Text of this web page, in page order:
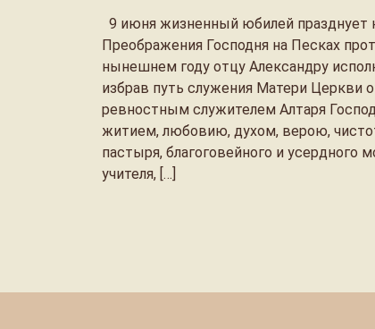
9 июня жизненный юбилей празднует
Преображения Господня на Песках
нынешнем году отцу Александру
избрав путь служения Матери Церкви
ревностным служителем Алтаря
житием, любовию, духом, верою,
пастыря, благоговейного и усердного
учителя, […]